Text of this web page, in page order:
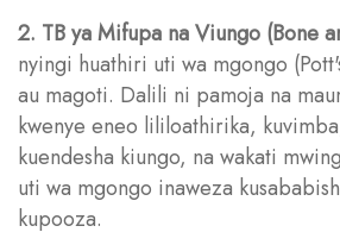
2. TB ya Mifupa na Viungo (Bone
nyingi huathiri uti wa mgongo
au magoti. Dalili ni pamoja na
kwenye eneo lililoathirika,
kuendesha kiungo, na wakati
uti wa mgongo inaweza
kupooza.